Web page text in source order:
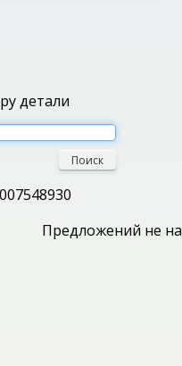
детали
Поиск
Предложений не